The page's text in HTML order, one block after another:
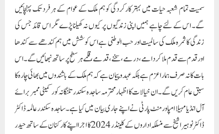
ڈاکٹر نوہیرا شیخ سے منسلکہ اداروں کے کلینڈر 2024 کا اجرا اپنے کارکنان کے ساتھ حیدر
آباد میں ایک تقریب کے درمیان کر رہی تھیں۔ شرکت کنندگان میں ساجدہ سکندر کے
علاوہ جناب محمد شریف کرناٹک ایم ای پی صدر، عمران پہلوان کرناٹک ایم ای پی رکن، محمد
مقبول حیدر آباد ایم ای پی رکن، جناب عنایت اللہ بھائی ودیگر کئی دوستوں نے شرکت
کی۔ واضح رہے کہ بھائی محمد مقبول کی لخت جگر کی شادی میں ملک بھر کے عوام وخواص
تقریب نکاح حیدر آباد میں شرکت کر رہے تھے۔ ان تفصیلات کیجانکاری مطیع الرحمن
عزیز نے دی ہے۔ مطیع الرحمن
عزیز نے مزید بتایا کہ اس طرح کے بہت سارے کارہائے نمایاں عالمہ ڈاکٹر نوہیرا شیخ کی